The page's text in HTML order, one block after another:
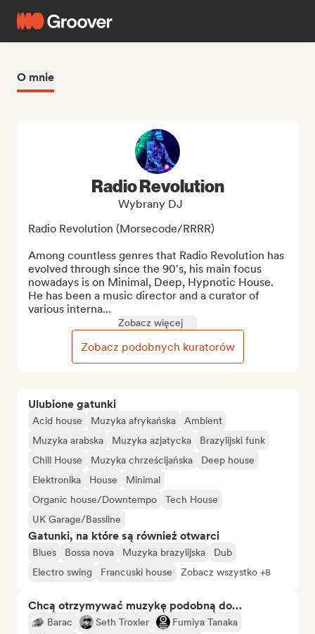
O mnie
Ulubione gatunki
Acid house Muzyka afrykańska
Ambient
Muzyka arabska
Muzyka azjatycka
Brazylijski funk
Chill House
Muzyka chrześcijańska
Deep house
Elektronika
House
Minimal
Organic house/Downtempo
Tech House
UK Garage/Bassline
Gatunki, na które są również otwarci
Blues Bossa nova Muzyka brazylijska
Dub
Electro swing
Francuski house Zobacz wszystko +8
Chcą otrzymywać muzykę podobną do…
Barac Seth Troxler
Fumiya Tanaka
Radio Revolution
Wybrany DJ
Radio Revolution (Morsecode/RRRR)
Among countless genres that Radio Revolution has
evolved through since the 90's, his main focus
nowadays is on Minimal, Deep, Hypnotic House.
He has been a music director and a curator of
various interna...
Zobacz więcej
Zobacz podobnych kuratorów